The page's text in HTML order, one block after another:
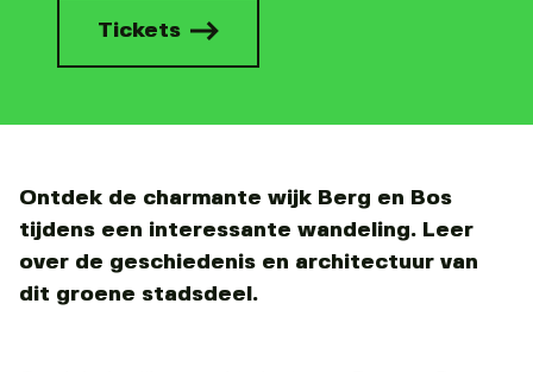
Tickets
Ontdek de charmante wijk Berg en Bos
tijdens een interessante wandeling. Leer
over de geschiedenis en architectuur van
dit groene stadsdeel.